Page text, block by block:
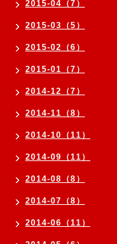
2015-04（7）
2015-03（5）
2015-02（6）
2015-01（7）
2014-12（7）
2014-11（8）
2014-10（11）
2014-09（11）
2014-08（8）
2014-07（8）
2014-06（11）